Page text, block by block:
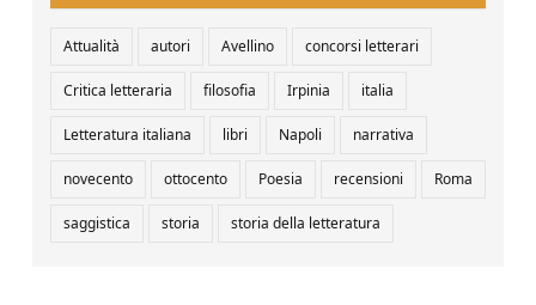
Attualità autori Avellino concorsi letterari
Critica letteraria filosofia Irpinia italia
Letteratura italiana libri Napoli narrativa
novecento ottocento Poesia recensioni Roma
saggistica storia storia della letteratura